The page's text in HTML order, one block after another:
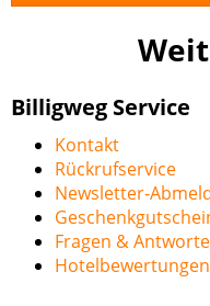
Billigweg Service
Kontakt
Rückrufservice
Newsletter-
Fragen &
Hotelbewertungen